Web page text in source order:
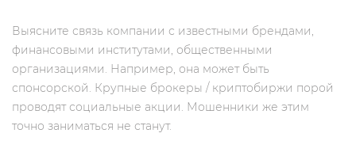
Выясните связь компании с известными брендами,
финансовыми институтами, общественными
организациями. Например, она может быть
спонсорской. Крупные брокеры / криптобиржи порой
проводят социальные акции. Мошенники же этим
точно заниматься не станут.